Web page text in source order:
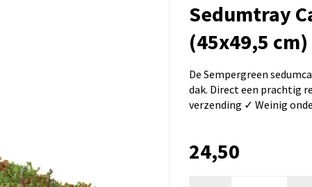
Sedumtray
(45x49,5 cm)
De Sempergreen
dak. Direct een prachtig
verzending ✓ Weinig
24,50